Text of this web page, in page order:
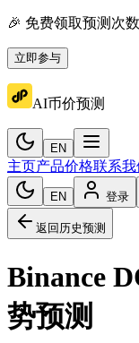
🎉 免费领取预测次
立即参与
AI币价预测
EN
主页产品价格联系我
EN 登录
返回历史预测
Binance
势预测